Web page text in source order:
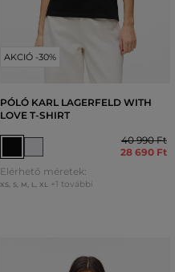
AKCIÓ -30%
PÓLÓ KARL LAGERFELD WITH
LOVE T-SHIRT
40 990 Ft
28 690 Ft
Elérhető méretek:
XS, S, M L XL +1 további